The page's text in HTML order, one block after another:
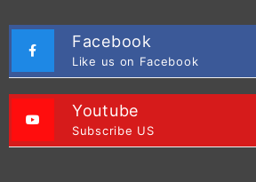
Facebook
Like us on Facebook
Youtube
Subscribe US